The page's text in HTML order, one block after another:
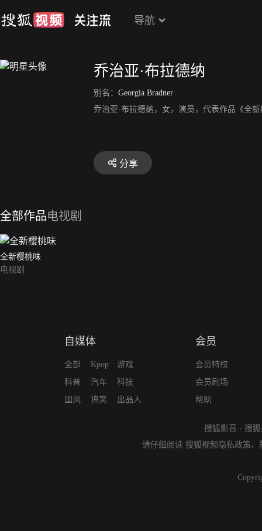
导航
乔治亚·布拉德纳
别名： Georgia Bradner
乔治亚·布拉德纳，女，演员，代表作品《全
分享
全部作品电视剧
全新樱桃味
电视剧
自媒体
全部
科普
国风
Kpop
汽车
搞笑
游戏
科技
出品人
会员
会员特权
会员剧场
帮助
搜狐影音 - 搜
请仔细阅读 搜狐视频隐私政策、